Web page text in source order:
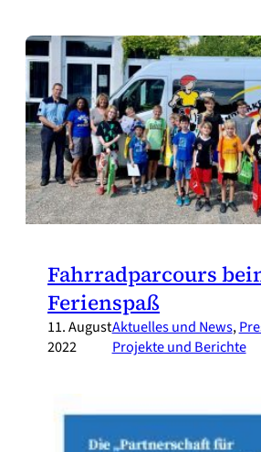
Fahrradparcours
Ferienspaß
11. August
2022
Aktuelles und News,
Projekte und Berichte